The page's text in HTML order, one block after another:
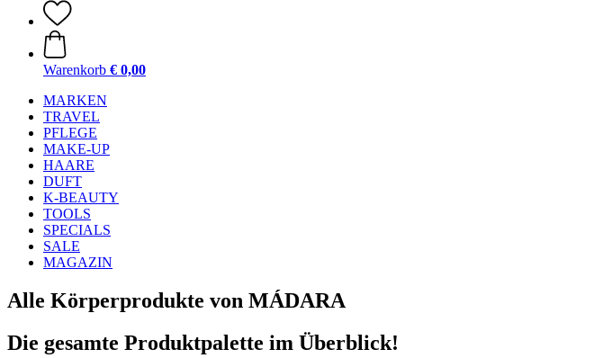
Warenkorb € 0,00
MARKEN
TRAVEL
PFLEGE
MAKE-UP
HAARE
DUFT
K-BEAUTY
TOOLS
SPECIALS
SALE
MAGAZIN
Alle Körperprodukte von MÁDARA
Die gesamte Produktpalette im Überblick!